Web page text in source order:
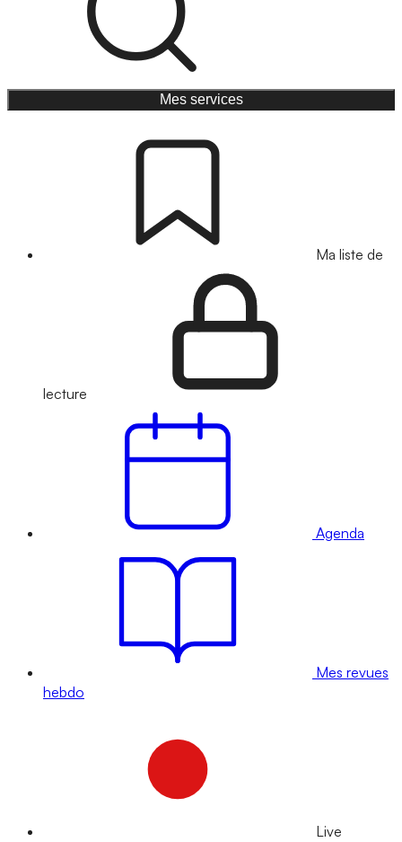
Mes services
Ma liste de
lecture
Agenda
Mes revues
hebdo
Live